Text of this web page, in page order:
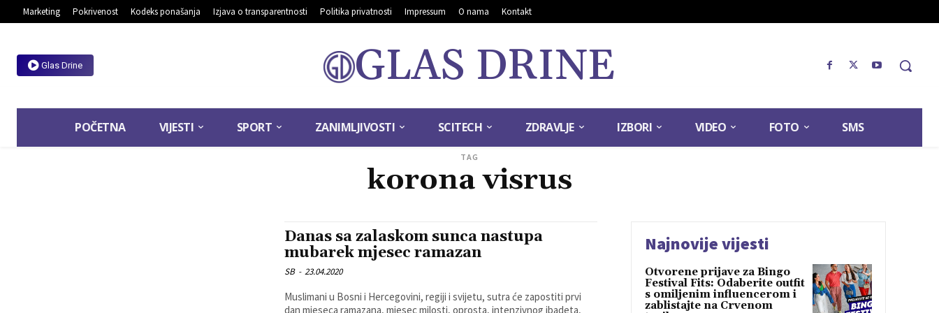
Marketing Pokrivenost Kodeks ponašanja Izjava o transparentnosti Politika privatnosti Impressum O nama Kontakt
Glas Drine GLAS DRINE
POČETNA VIJESTI SPORT ZANIMLJIVOSTI SCITECH ZDRAVLJE IZBORI VIDEO FOTO SMS
TAG
korona visrus
Danas sa zalaskom sunca nastupa
mubarek mjesec ramazan
SB - 23.04.2020
Muslimani u Bosni i Hercegovini, regiji i svijetu, sutra će zapostiti prvi
dan mjeseca ramazana, mjesec milosti, oprosta, intenzivnog ibadeta,
Najnovije vijesti
Otvorene prijave za Bingo
Festival Fits: Odaberite outfit
s omiljenim influencerom i
zablistajte na Crvenom